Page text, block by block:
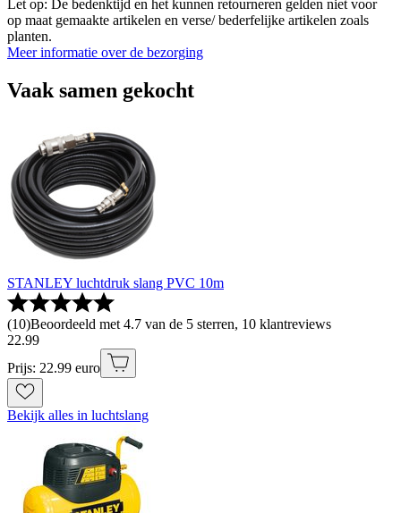
Let op: De bedenktijd en het kunnen retourneren gelden niet voor
op maat gemaakte artikelen en verse/ bederfelijke artikelen zoals
planten.
Meer informatie over de bezorging
Vaak samen gekocht
STANLEY luchtdruk slang PVC 10m
(10)Beoordeeld met 4.7 van de 5 sterren, 10 klantreviews
22.99
Prijs: 22.99 euro
Bekijk alles in luchtslang